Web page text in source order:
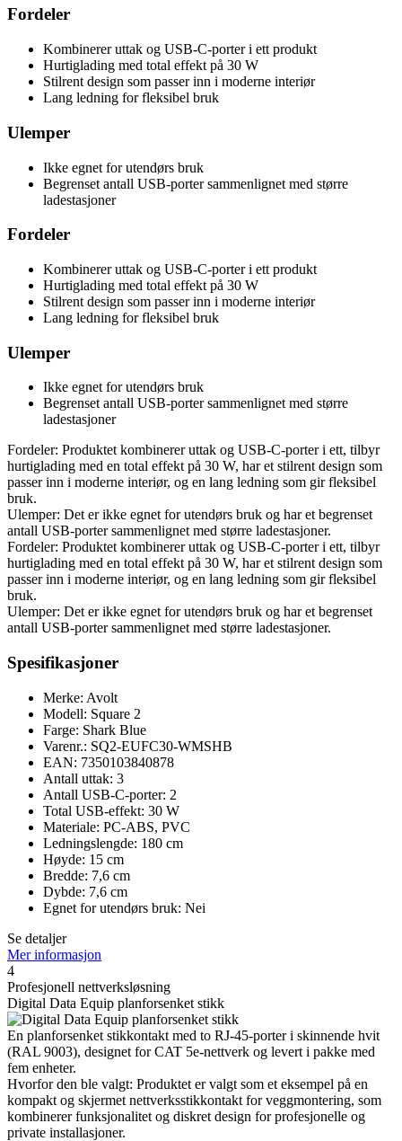
Fordeler
Kombinerer uttak og USB-C-porter i ett produkt
Hurtiglading med total effekt på 30 W
Stilrent design som passer inn i moderne interiør
Lang ledning for fleksibel bruk
Ulemper
Ikke egnet for utendørs bruk
Begrenset antall USB-porter sammenlignet med større
ladestasjoner
Fordeler
Kombinerer uttak og USB-C-porter i ett produkt
Hurtiglading med total effekt på 30 W
Stilrent design som passer inn i moderne interiør
Lang ledning for fleksibel bruk
Ulemper
Ikke egnet for utendørs bruk
Begrenset antall USB-porter sammenlignet med større
ladestasjoner
Fordeler: Produktet kombinerer uttak og USB-C-porter i ett, tilbyr
hurtiglading med en total effekt på 30 W, har et stilrent design som
passer inn i moderne interiør, og en lang ledning som gir fleksibel
bruk.
Ulemper: Det er ikke egnet for utendørs bruk og har et begrenset
antall USB-porter sammenlignet med større ladestasjoner.
Fordeler: Produktet kombinerer uttak og USB-C-porter i ett, tilbyr
hurtiglading med en total effekt på 30 W, har et stilrent design som
passer inn i moderne interiør, og en lang ledning som gir fleksibel
bruk.
Ulemper: Det er ikke egnet for utendørs bruk og har et begrenset
antall USB-porter sammenlignet med større ladestasjoner.
Spesifikasjoner
Merke: Avolt
Modell: Square 2
Farge: Shark Blue
Varenr.: SQ2-EUFC30-WMSHB
EAN: 7350103840878
Antall uttak: 3
Antall USB-C-porter: 2
Total USB-effekt: 30 W
Materiale: PC-ABS, PVC
Ledningslengde: 180 cm
Høyde: 15 cm
Bredde: 7,6 cm
Dybde: 7,6 cm
Egnet for utendørs bruk: Nei
Se detaljer
Mer informasjon
4
Profesjonell nettverksløsning
Digital Data Equip planforsenket stikk
En planforsenket stikkontakt med to RJ-45-porter i skinnende hvit
(RAL 9003), designet for CAT 5e-nettverk og levert i pakke med
fem enheter.
Hvorfor den ble valgt: Produktet er valgt som et eksempel på en
kompakt og skjermet nettverksstikkontakt for veggmontering, som
kombinerer funksjonalitet og diskret design for profesjonelle og
private installasjoner.